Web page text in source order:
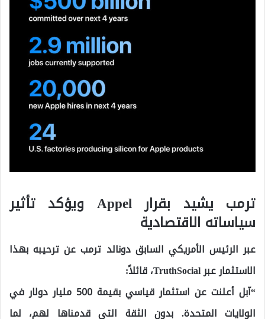
ترمب يشيد بقرار Appel ويؤكد تأثير
سياساته الاقتصادية
عبر الرئيس الأمريكي السابق دونالد ترمب عن ترحيبه بهذا
الاستثمار عبر TruthSocial، قائلاً:
“آبل أعلنت عن استثمار قياسي بقيمة 500 مليار دولار في
الولايات المتحدة. بدون الثقة التي قدمناها لهم، لما